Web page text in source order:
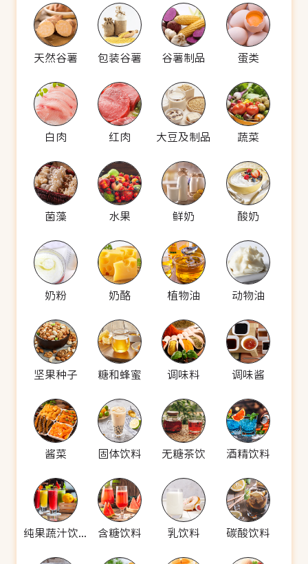
天然谷薯 包装谷薯 谷薯制品 蛋类
白肉 红肉 大豆及制品 蔬菜
菌藻 水果 鲜奶 酸奶
奶粉 奶酪 植物油 动物油
坚果种子 糖和蜂蜜 调味料 调味酱
酱菜 固体饮料 无糖茶饮 酒精饮料
纯果蔬汁饮料 含糖饮料 乳饮料 碳酸饮料